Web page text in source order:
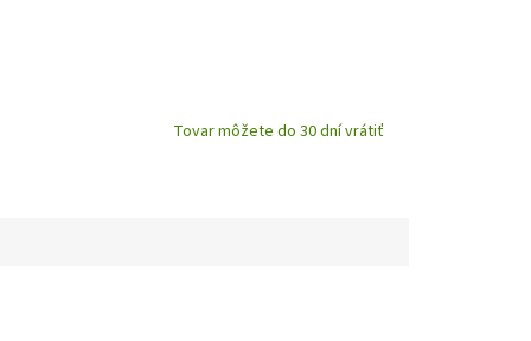
Tovar môžete do 30 dní vrátiť